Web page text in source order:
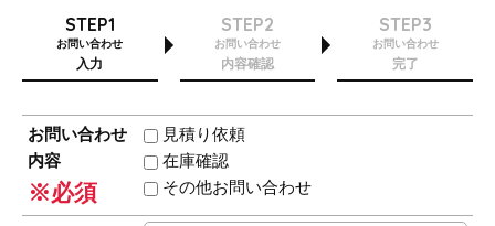
STEP1
お問い合わせ
入力
STEP2
お問い合わせ
内容確認
STEP3
お問い合わせ
完了
お問い合わせ
内容
※必須
見積り依頼
在庫確認
その他お問い合わせ